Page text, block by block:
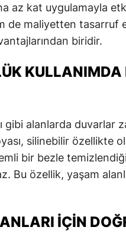
az kat uygulamayla
de maliyetten tasarruf
biridir.
KULLANIMDA
gibi alanlarda duvarlar
silinebilir özellikte
bir bezle
Bu özellik, yaşam
İÇIN